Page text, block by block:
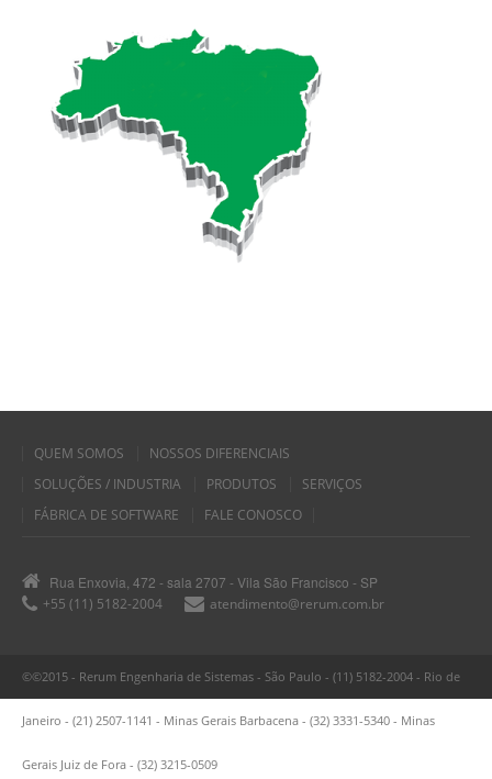
QUEM SOMOS
NOSSOS DIFERENCIAIS
SOLUÇÕES / INDUSTRIA
PRODUTOS
SERVIÇOS
FÁBRICA DE SOFTWARE
FALE CONOSCO
Rua Enxovia, 472 - sala 2707 - Vila São Francisco - SP
+55 (11) 5182-2004
atendimento@rerum.com.br
©©2015 - Rerum Engenharia de Sistemas - São Paulo - (11) 5182-2004 - Rio de
Janeiro - (21) 2507-1141 - Minas Gerais Barbacena - (32) 3331-5340 - Minas
Gerais Juiz de Fora - (32) 3215-0509